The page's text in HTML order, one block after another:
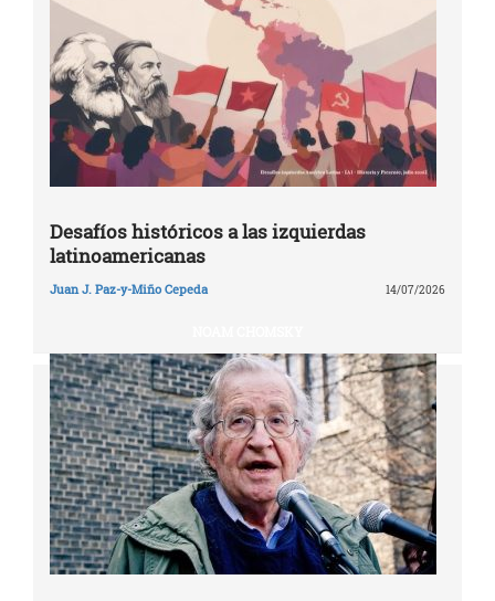
Desafíos históricos a las izquierdas
latinoamericanas
Juan J. Paz-y-Miño Cepeda 14/07/2026